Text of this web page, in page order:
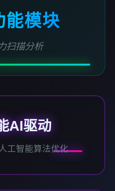
能模块
扫描分析
AI驱动
工智能算法优化